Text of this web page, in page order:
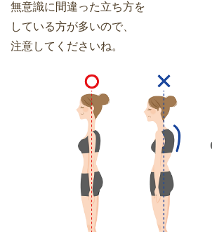
無意識に間違った立ち方を
している方が多いので、
注意してくださいね。